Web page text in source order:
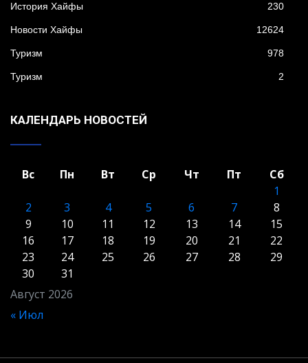
История Хайфы 230
Новости Хайфы 12624
Туризм 978
Туризм 2
КАЛЕНДАРЬ НОВОСТЕЙ
Август 2026
Вс Пн Вт Ср Чт Пт
Сб
1
2
3 4 5 6 7
8
9
10 11 12 13 14
15
16
17 18 19 20 21
22
23
24 25 26 27 28
29
30
31
« Июл